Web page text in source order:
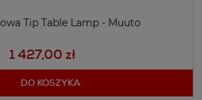
Tip Table Lamp - Muuto
1 427,00 zł
DO KOSZYKA